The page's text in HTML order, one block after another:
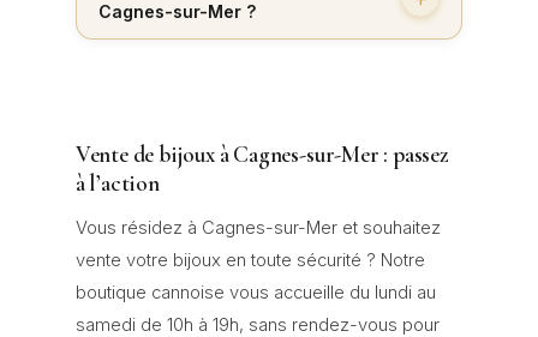
Cagnes-sur-Mer ?
Vente de bijoux à Cagnes-sur-Mer : passez
à l’action
Vous résidez à Cagnes-sur-Mer et souhaitez
vente votre bijoux en toute sécurité ? Notre
boutique cannoise vous accueille du lundi au
samedi de 10h à 19h, sans rendez-vous pour